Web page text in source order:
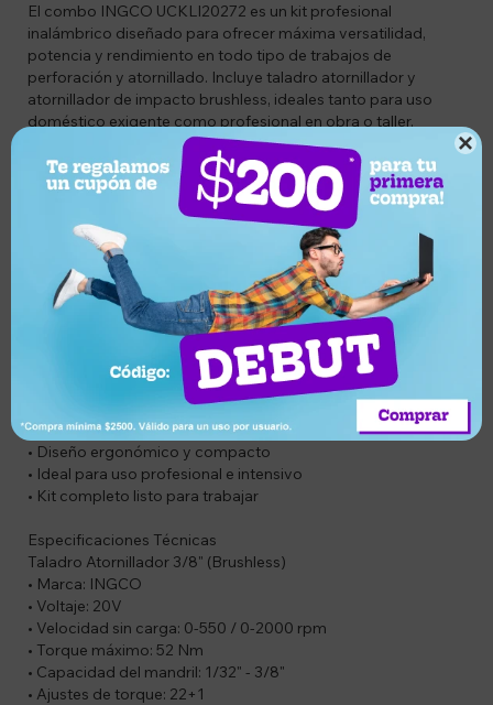

El combo INGCO UCKLI20272 es un kit profesional
inalámbrico diseñado para ofrecer máxima versatilidad,
potencia y rendimiento en todo tipo de trabajos de
perforación y atornillado. Incluye taladro atornillador y
atornillador de impacto brushless, ideales tanto para uso
doméstico exigente como profesional en obra o taller.
Gracias a su tecnología sin carbones, ambos equipos
brindan mayor eficiencia, menor mantenimiento y una vida
útil prolongada. Es un kit completo que permite trabajar con
madera, metal y diferentes materiales con precisión y
potencia.
Características
• Tecnología Brushless (sin escobillas) en ambas
• Diseño inalámbrico para mayor libertad de trabajo
• Alto torque para trabajos exigentes
• Dos velocidades en taladro para mayor control
• Velocidad variable y control de impacto en atornillador
• Luz LED integrada en ambas herramientas
• Diseño ergonómico y compacto
• Ideal para uso profesional e intensivo
• Kit completo listo para trabajar
Especificaciones Técnicas
Taladro Atornillador 3/8" (Brushless)
• Marca: INGCO
• Voltaje: 20V
• Velocidad sin carga: 0-550 / 0-2000 rpm
• Torque máximo: 52 Nm
• Capacidad del mandril: 1/32" - 3/8"
• Ajustes de torque: 22+1